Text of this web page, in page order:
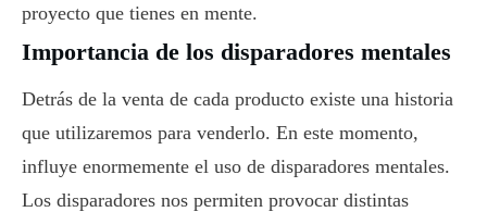
proyecto que tienes en mente.
Importancia de los disparadores mentales
Detrás de la venta de cada producto existe una historia
que utilizaremos para venderlo. En este momento,
influye enormemente el uso de disparadores mentales.
Los disparadores nos permiten provocar distintas